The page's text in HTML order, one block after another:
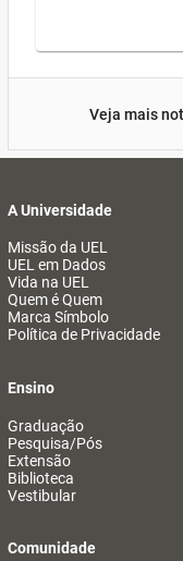
Veja mais
A Universidade
Missão da UEL
UEL em Dados
Vida na UEL
Quem é Quem
Marca Símbolo
Política de Privacidade
Ensino
Graduação
Pesquisa/Pós
Extensão
Biblioteca
Vestibular
Comunidade